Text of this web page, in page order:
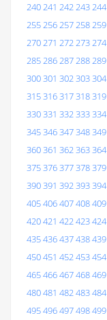
240241 242243244
255256257258259
270271 272273274
285286287288289
300301 302303304
315316317318319
330331 332333334
345346347348349
360361 362363364
375376377378379
390391 392393394
405406407408409
420421 422423424
435436437438439
450451 452453454
465466467468469
480481 482483484
495496497498499